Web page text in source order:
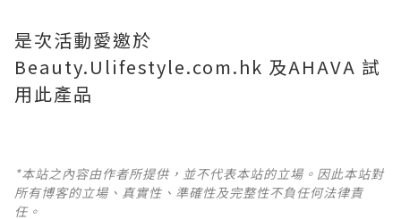
是次活動愛邀於
Beauty.Ulifestyle.com.hk 及AHAVA 試
用此產品
*本站之內容由作者所提供，並不代表本站的立場。因此本站對
所有博客的立場、真實性、準確性及完整性不負任何法律責
任。